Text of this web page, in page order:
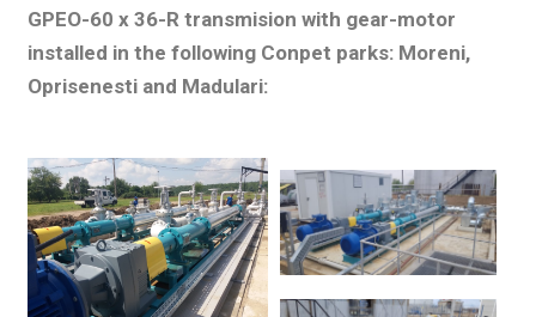
GPEO-60 x 36-R transmision with gear-motor
installed in the following Conpet parks: Moreni,
Oprisenesti and Madulari: